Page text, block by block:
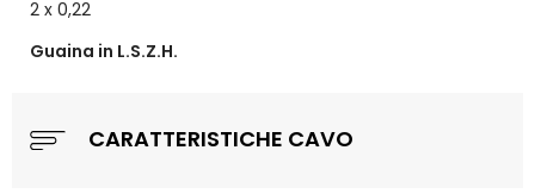
2 x 0,22
Guaina in L.S.Z.H.
CARATTERISTICHE CAVO